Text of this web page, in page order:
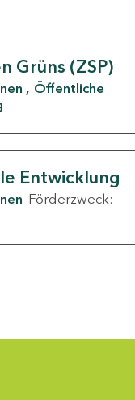
Grüns (ZSP)
Öffentliche
Entwicklung
Förderzweck: